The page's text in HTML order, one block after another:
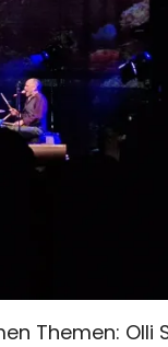
Themen: Olli